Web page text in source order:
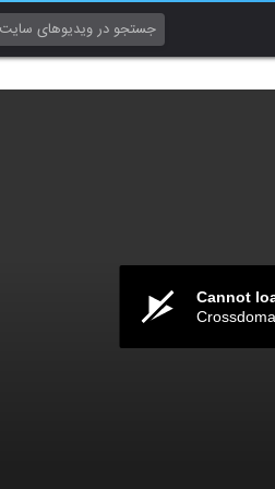
Cannot